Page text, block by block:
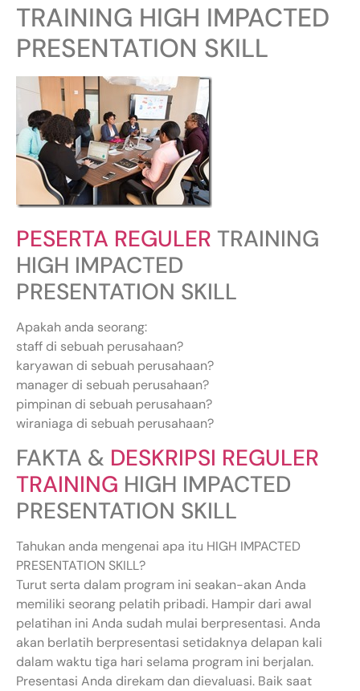
TRAINING HIGH IMPACTED
PRESENTATION SKILL
PESERTA REGULER TRAINING
HIGH IMPACTED
PRESENTATION SKILL
Apakah anda seorang:
staff di sebuah perusahaan?
karyawan di sebuah perusahaan?
manager di sebuah perusahaan?
pimpinan di sebuah perusahaan?
wiraniaga di sebuah perusahaan?
FAKTA & DESKRIPSI REGULER
TRAINING HIGH IMPACTED
PRESENTATION SKILL
Tahukan anda mengenai apa itu HIGH IMPACTED
PRESENTATION SKILL?
Turut serta dalam program ini seakan-akan Anda
memiliki seorang pelatih pribadi. Hampir dari awal
pelatihan ini Anda sudah mulai berpresentasi. Anda
akan berlatih berpresentasi setidaknya delapan kali
dalam waktu tiga hari selama program ini berjalan.
Presentasi Anda direkam dan dievaluasi. Baik saat